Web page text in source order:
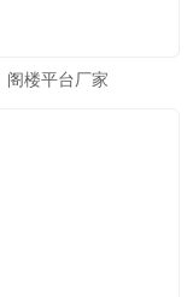
阁楼平台厂家